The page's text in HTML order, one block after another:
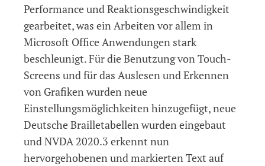
Performance und Reaktionsgeschwindigkeit
gearbeitet, was ein Arbeiten vor allem in
Microsoft Office Anwendungen stark
beschleunigt. Für die Benutzung von Touch-
Screens und für das Auslesen und Erkennen
von Grafiken wurden neue
Einstellungsmöglichkeiten hinzugefügt, neue
Deutsche Brailletabellen wurden eingebaut
und NVDA 2020.3 erkennt nun
hervorgehobenen und markierten Text auf